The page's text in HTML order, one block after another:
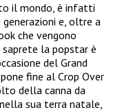
il mondo, è infatti
e, oltre a
che vengono
saprete la popstar è
del Grand
fine al Crop Over
della canna da
sua terra natale,